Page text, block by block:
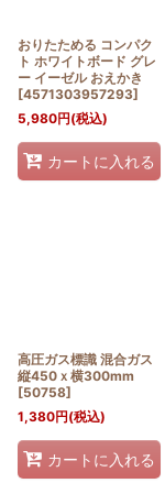
おりたためる コンパク
ト ホワイトボード グレ
ー イーゼル おえかき
[4571303957293]
5,980円(税込)
カートに入れる
高圧ガス標識 混合ガス
縦450ｘ横300mm
[50758]
1,380円(税込)
カートに入れる